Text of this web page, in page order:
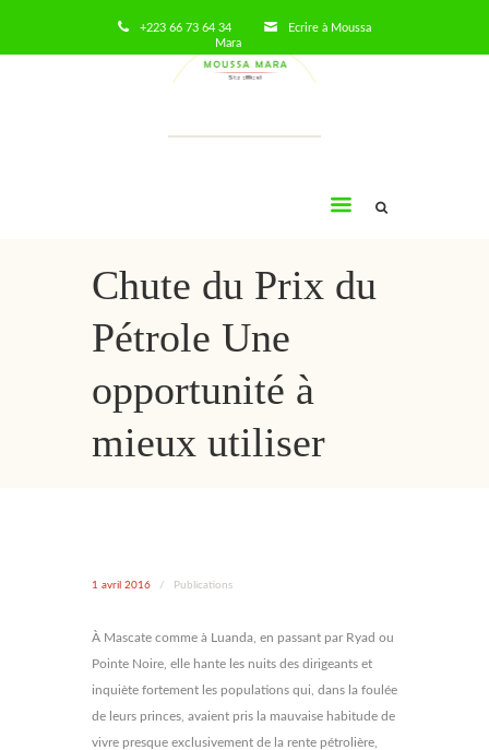
+223 66 73 64 34
Ecrire à Moussa
Mara
Chute du Prix du
Pétrole Une
opportunité à
mieux utiliser
1 avril 2016 / Publications
À Mascate comme à Luanda, en passant par Ryad ou
Pointe Noire, elle hante les nuits des dirigeants et
inquiète fortement les populations qui, dans la foulée
de leurs princes, avaient pris la mauvaise habitude de
vivre presque exclusivement de la rente pétrolière,